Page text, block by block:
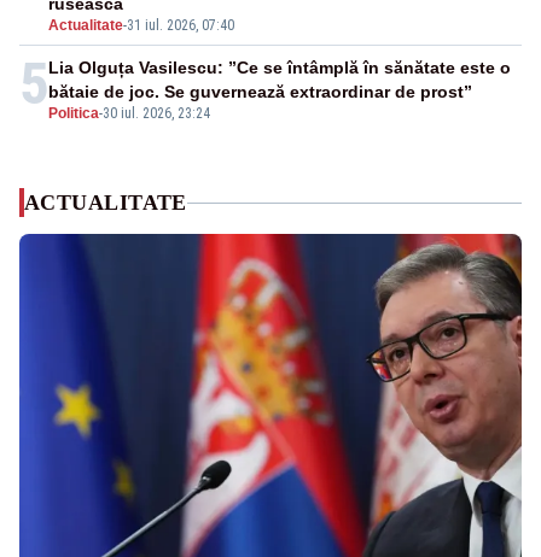
Actualitate-31 iul. 2026, 07:40
5 Politica-30 iul. 2026, 23:24
Lia Olguța Vasilescu: ”Ce se întâmplă în sănătate este o
bătaie de joc. Se guvernează extraordinar de prost”
ACTUALITATE